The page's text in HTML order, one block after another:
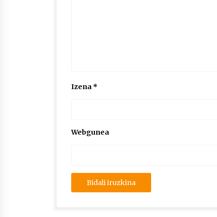
Izena *
Webgunea